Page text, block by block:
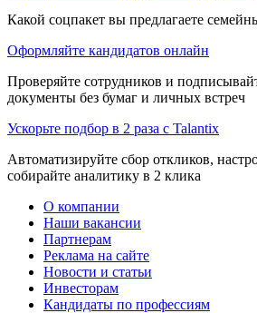
Какой соцпакет вы предлагаете
Оформляйте кандидатов онлайн
Проверяйте сотрудников и
документы без бумаг и личных встреч
Ускорьте подбор в 2 раза с Talantix
Автоматизируйте сбор откликов,
собирайте аналитику в 2 клика
О компании
Наши вакансии
Партнерам
Реклама на сайте
Новости и статьи
Инвесторам
Кандидаты по профессиям